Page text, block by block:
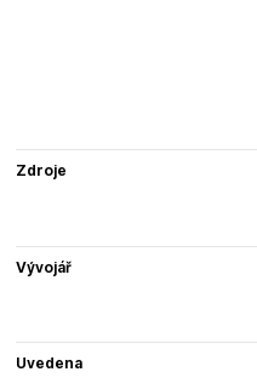
Zdroje
Vývojář
Uvedena